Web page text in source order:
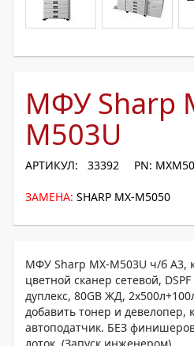
МФУ Sharp
M503U
АРТИКУЛ: 33392 PN:
ЗАМЕНА: SHARP MX-M5050
МФУ Sharp MX-M503U ч/б А3,
цветной сканер сетевой,
дуплекс, 80GB ЖД,
добавить тонер и девелопер,
автоподатчик. БЕЗ